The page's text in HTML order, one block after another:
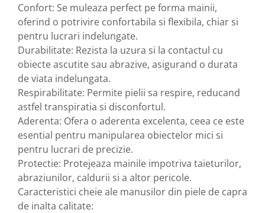
Confort: Se muleaza perfect pe forma mainii,
oferind o potrivire confortabila si flexibila, chiar si
pentru lucrari indelungate.
Durabilitate: Rezista la uzura si la contactul cu
obiecte ascutite sau abrazive, asigurand o durata
de viata indelungata.
Respirabilitate: Permite pielii sa respire, reducand
astfel transpiratia si disconfortul.
Aderenta: Ofera o aderenta excelenta, ceea ce este
esential pentru manipularea obiectelor mici si
pentru lucrari de precizie.
Protectie: Protejeaza mainile impotriva taieturilor,
abraziunilor, caldurii si a altor pericole.
Caracteristici cheie ale manusilor din piele de capra
de inalta calitate: